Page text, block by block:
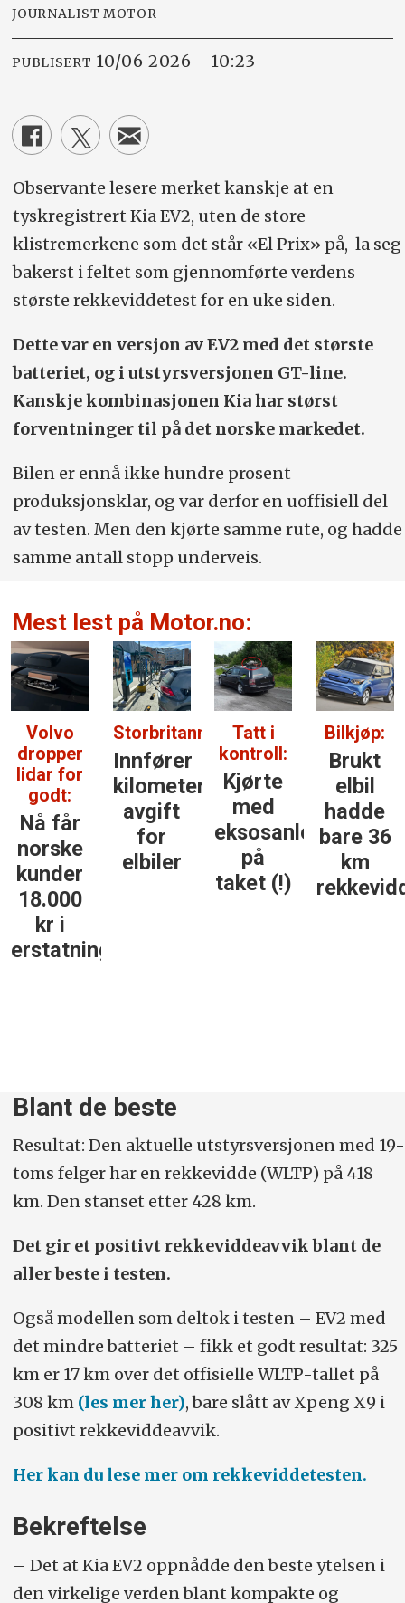
JOURNALIST MOTOR
PUBLISERT 10/06 2026 - 10:23
Observante lesere merket kanskje at en
tyskregistrert Kia EV2, uten de store
klistremerkene som det står «El Prix» på, la seg
bakerst i feltet som gjennomførte verdens
største rekkeviddetest for en uke siden.
Dette var en versjon av EV2 med det største
batteriet, og i utstyrsversjonen GT-line.
Kanskje kombinasjonen Kia har størst
forventninger til på det norske markedet.
Bilen er ennå ikke hundre prosent
produksjonsklar, og var derfor en uoffisiell del
av testen. Men den kjørte samme rute, og hadde
samme antall stopp underveis.
Mest lest på Motor.no:
Volvo
dropper
lidar for
godt:
Nå får
norske
kunder
18.000
kr i
erstatning
Storbritannia:
Innfører
kilometer­
avgift
for
elbiler
Tatt i
kontroll:
Kjørte
med
eksosanlegget
på
taket (!)
Bilkjøp:
Brukt
elbil
hadde
bare 36
km
Blant de beste
Resultat: Den aktuelle utstyrsversjonen med 19-
toms felger har en rekkevidde (WLTP) på 418
km. Den stanset etter 428 km.
Det gir et positivt rekkeviddeavvik blant de
aller beste i testen.
Også modellen som deltok i testen – EV2 med
det mindre batteriet – fikk et godt resultat: 325
km er 17 km over det offisielle WLTP-tallet på
308 km (les mer her), bare slått av Xpeng X9 i
positivt rekkeviddeavvik.
Her kan du lese mer om rekkeviddetesten.
Bekreftelse
– Det at Kia EV2 oppnådde den beste ytelsen i
den virkelige verden blant kompakte og